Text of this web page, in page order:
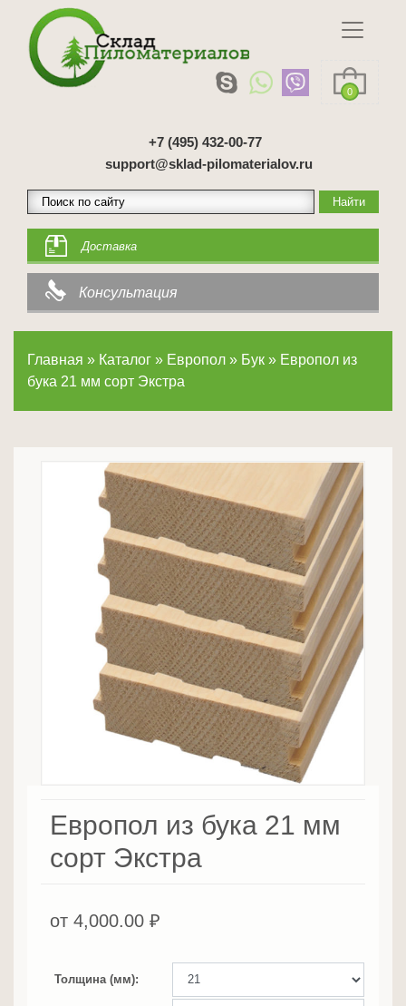
0
+7 (495) 432-00-77
support@sklad-pilomaterialov.ru
Доставка
Консультация
Главная » Каталог » Европол » Бук » Европол из
бука 21 мм сорт Экстра
Европол из бука 21 мм
сорт Экстра
от 4,000.00 ₽
Толщина (мм)